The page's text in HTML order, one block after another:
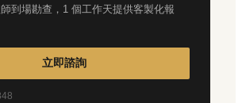
到場勘查，1 個工作天提供客製化報
立即諮詢